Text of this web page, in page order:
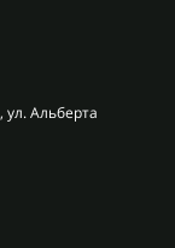
ул. Альберта